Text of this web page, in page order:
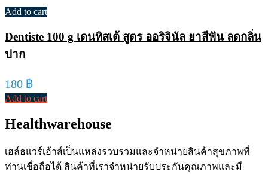
Add to cart
Dentiste 100 g เดนทิสเต้ สูตร ออริจินัล ยาสีฟัน ลดกลิ่น
ปาก
180 ฿
Add to cart
Healthwarehouse
เฮล์ธแวร์เฮ้าส์เป็นแหล่งรวบรวมและจำหน่ายสินค้าสุขภาพที่
ท่านเชื่อถือได้ สินค้าที่เราจำหน่ายรับประกันคุณภาพและมี